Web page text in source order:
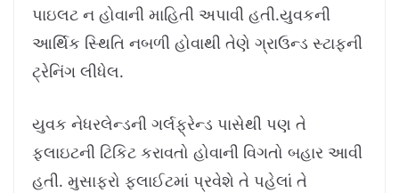
પાઇલટ ન હોવાની માહિતી અપાવી હતી.યુવકની
આર્થિક સ્થિતિ નબળી હોવાથી તેણે ગ્રાઉન્ડ સ્ટાફની
ટ્રેનિંગ લીધેલ.
યુવક નેધરલેન્ડની ગર્લફ્રેન્ડ પાસેથી પણ તે
ફ્લાઇટની ટિકિટ કરાવતો હોવાની વિગતો બહાર આવી
હતી. મુસાફરો ફ્લાઈટમાં પ્રવેશે તે પહેલાં તે